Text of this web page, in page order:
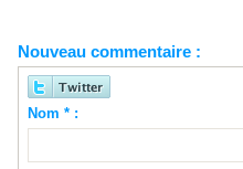
Nouveau commentaire :
Nom * :